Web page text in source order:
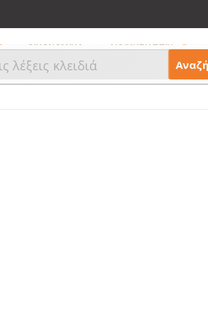
ΟΙΚΟΝΟΜΙΚΑ ΔΙΟΙΚΗΣΗ ΕΠΙΧ.